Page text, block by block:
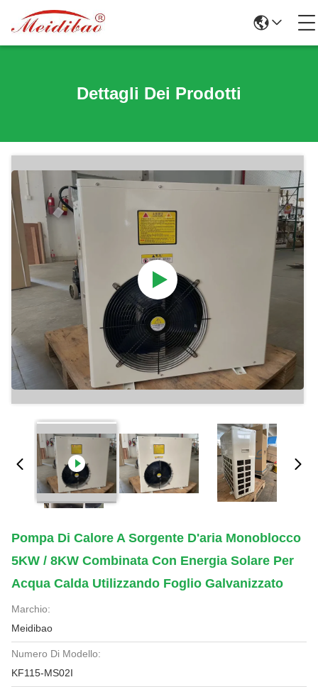
Dettagli Dei Prodotti
Pompa Di Calore A Sorgente D'aria Monoblocco
5KW / 8KW Combinata Con Energia Solare Per
Acqua Calda Utilizzando Foglio Galvanizzato
Marchio:
Meidibao
Numero Di Modello:
KF115-MS02I